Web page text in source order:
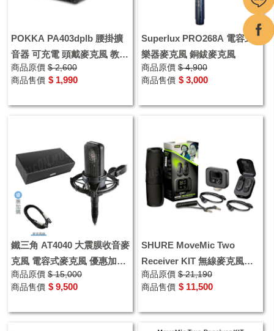
POKKA PA403dplb 腰掛擴
音器 可充電 頭戴麥克風 教學
社團 活動
商品原價 $ 2,600
商品售價 $ 1,990
Superlux PRO268A 電容式
樂器麥克風 銅鈸麥克風
商品原價 $ 4,900
商品售價 $ 3,000
鐵三角 AT4040 大震膜收音麥
克風 電容式麥克風 優惠加購
麥克風線
商品原價 $ 15,000
商品售價 $ 9,500
SHURE MoveMic Two
Receiver KIT 無線麥克風組
MVTWOKITZ6 1對2
商品原價 $ 21,190
商品售價 $ 11,500